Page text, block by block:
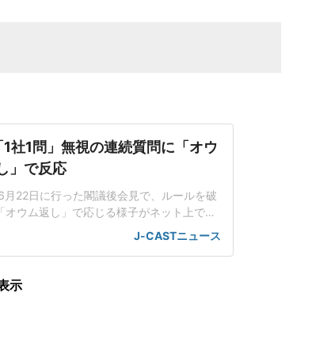
社1問」無視の連続質問に「オウ
」で反応
22日に行った閣議後会見で、ルールを破
ウム返し」で応じる様子がネット上で話
定素案めぐり応酬小野田氏は会見で、人
ことを報告した。話題を集めているのは、
「新しいスパコ
J-CASTニュース
示